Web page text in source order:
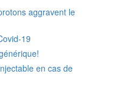
aggravent le
19
en cas de